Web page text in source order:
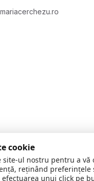
cookie
site-ul nostru pentru a vă
reținând preferințele
unui click pe